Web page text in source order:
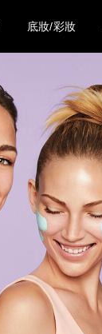
底妝/彩妝